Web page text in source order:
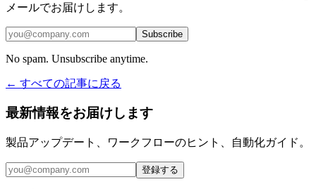
メールでお届けします。
Subscribe
No spam. Unsubscribe anytime.
← すべての記事に戻る
最新情報をお届けします
製品アップデート、ワークフローのヒント、自動化ガイド。
登録する